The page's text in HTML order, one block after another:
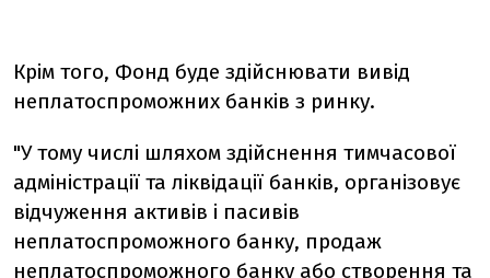
Крім того, Фонд буде здійснювати вивід
неплатоспроможних банків з ринку.
"У тому числі шляхом здійснення тимчасової
адміністрації та ліквідації банків, організовує
відчуження активів і пасивів
неплатоспроможного банку, продаж
неплатоспроможного банку або створення та